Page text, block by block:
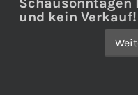
und kein Verkauf!